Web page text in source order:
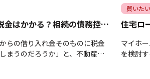
借入金に税金はかかる？相続の債務控除についても解説
からの借り入れ金そのものに税金
まうのだろうか」と、不動産運
買いたい
マイホ
を検討